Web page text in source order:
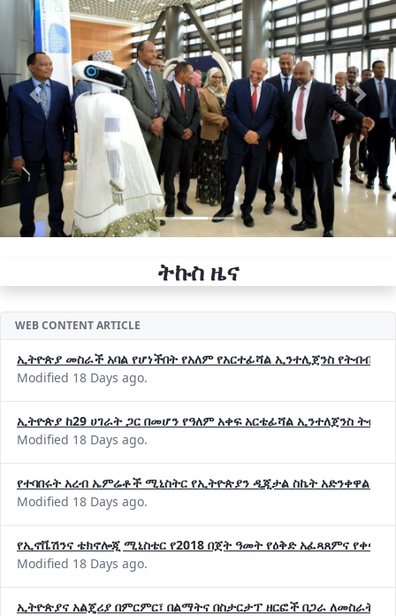
Previous Next
ኢትዮጵያ መስራች አባል የሆነችበት የአለም የአርተፊሻል ኢንተሊጀንስ የትብብር
Modified 18 Days ago.
ኢትዮጵያ ከ29 ሀገራት ጋር በመሆን የዓለም አቀፍ አርቴፊሻል ኢንተለጀንስ
Modified 18 Days ago.
የተባበሩት አረብ ኤምሬቶች ሚኒስትር የኢትዮጵያን ዲጂታል ስኬት አድንቀዋል
Modified 18 Days ago.
የኢኖቬሽንና ቴክኖሎጂ ሚኒስቴር የ2018 በጀት ዓመት የዕቅድ አፈጻጸምና
Modified 18 Days ago.
ኢትዮጵያና አልጄሪያ በምርምር፣ በልማትና በስታርታፕ ዘርፎች በጋራ ለመስራት
Modified 5 Months ago.